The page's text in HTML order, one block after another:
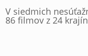
V siedmich
86 filmov z 24